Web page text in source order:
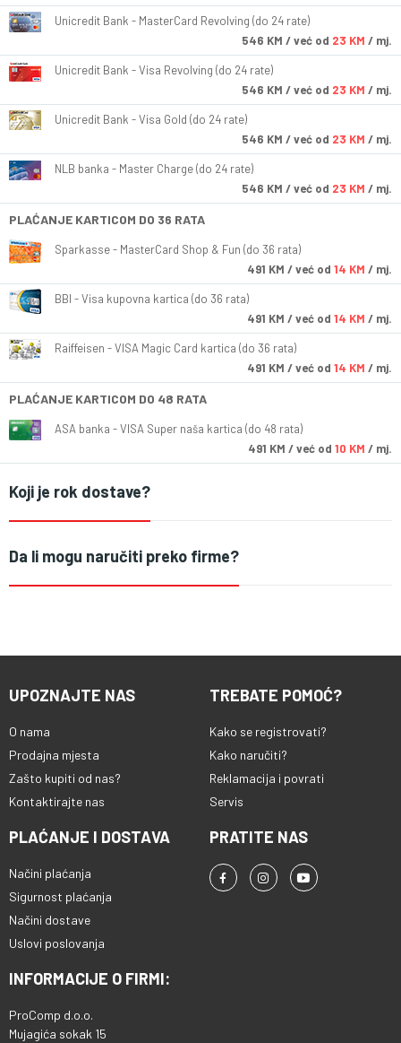
Unicredit Bank - MasterCard Revolving (do 24 rate)
546 KM / već od 23 KM / mj.
Unicredit Bank - Visa Revolving (do 24 rate)
546 KM / već od 23 KM / mj.
Unicredit Bank - Visa Gold (do 24 rate)
546 KM / već od 23 KM / mj.
NLB banka - Master Charge (do 24 rate)
546 KM / već od 23 KM / mj.
PLAĆANJE KARTICOM DO 36 RATA
Sparkasse - MasterCard Shop & Fun (do 36 rata)
491 KM / već od 14 KM / mj.
BBI - Visa kupovna kartica (do 36 rata)
491 KM / već od 14 KM / mj.
Raiffeisen - VISA Magic Card kartica (do 36 rata)
491 KM / već od 14 KM / mj.
PLAĆANJE KARTICOM DO 48 RATA
ASA banka - VISA Super naša kartica (do 48 rata)
491 KM / već od 10 KM / mj.
Koji je rok dostave?
Da li mogu naručiti preko firme?
UPOZNAJTE NAS
O nama
Prodajna mjesta
Zašto kupiti od nas?
Kontaktirajte nas
TREBATE POMOĆ?
Kako se registrovati?
Kako naručiti?
Reklamacija i povrati
Servis
PLAĆANJE I DOSTAVA
Načini plaćanja
Sigurnost plaćanja
Načini dostave
Uslovi poslovanja
PRATITE NAS
INFORMACIJE O FIRMI:
ProComp d.o.o.
Mujagića sokak 15